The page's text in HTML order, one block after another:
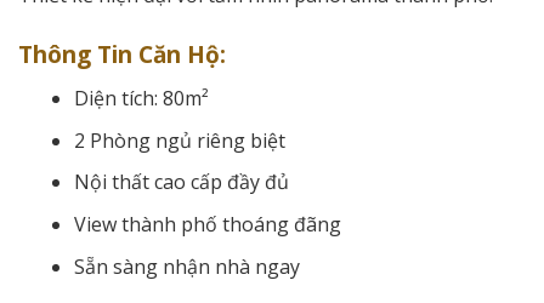
Thông Tin Căn Hộ:
Diện tích: 80m²
2 Phòng ngủ riêng biệt
Nội thất cao cấp đầy đủ
View thành phố thoáng đãng
Sẵn sàng nhận nhà ngay